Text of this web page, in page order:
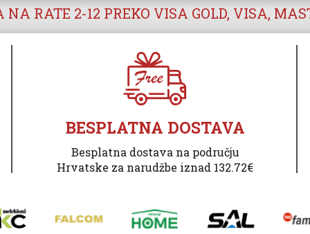
NA RATE 2-12 PREKO VISA GOLD, VISA,
BESPLATNA DOSTAVA
Besplatna dostava na području
Hrvatske za narudžbe iznad 132.72€